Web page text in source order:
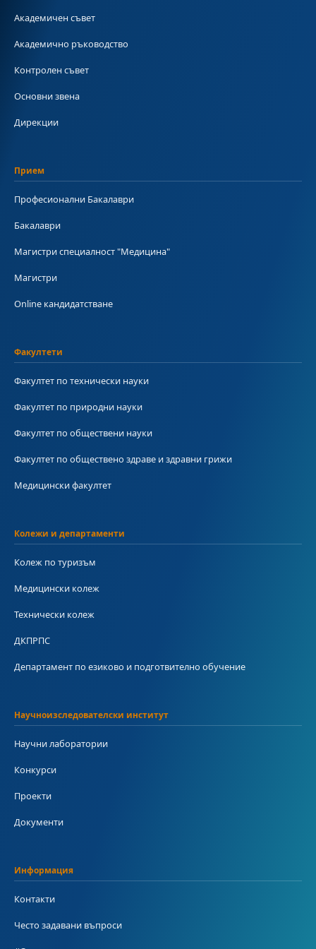
Академичен съвет
Академично ръководство
Контролен съвет
Основни звена
Дирекции
Прием
Професионални Бакалаври
Бакалаври
Магистри специалност "Медицина"
Магистри
Online кандидатстване
Факултети
Факултет по технически науки
Факултет по природни науки
Факултет по обществени науки
Факултет по обществено здраве и здравни грижи
Медицински факултет
Колежи и департаменти
Колеж по туризъм
Медицински колеж
Технически колеж
ДКПРПС
Департамент по езиково и подготвително обучение
Научноизследователски институт
Научни лаборатории
Конкурси
Проекти
Документи
Информация
Контакти
Често задавани въпроси